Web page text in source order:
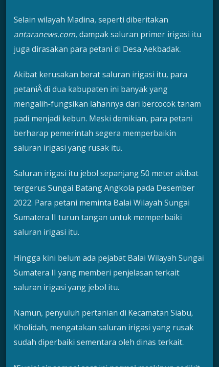
Selain wilayah Madina, seperti diberitakan
antaranews.com, dampak saluran primer irigasi itu
juga dirasakan para petani di Desa Aekbadak.
Akibat kerusakan berat saluran irigasi itu, para
petaniÂ di dua kabupaten ini banyak yang
mengalih-fungsikan lahannya dari bercocok tanam
padi menjadi kebun. Meski demikian, para petani
berharap pemerintah segera memperbaikin
saluran irigasi yang rusak itu.
Saluran irigasi itu jebol sepanjang 50 meter akibat
tergerus Sungai Batang Angkola pada Desember
2022. Para petani meminta Balai Wilayah Sungai
Sumatera II turun tangan untuk memperbaiki
saluran irigasi itu.
Hingga kini belum ada pejabat Balai Wilayah Sungai
Sumatera II yang memberi penjelasan terkait
saluran irigasi yang jebol itu.
Namun, penyuluh pertanian di Kecamatan Siabu,
Kholidah, mengatakan saluran irigasi yang rusak
sudah diperbaiki sementara oleh dinas terkait.